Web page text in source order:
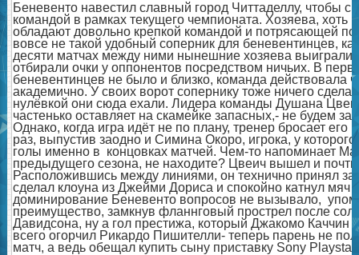
Беневенто навестил славный город Читтаделлу, чтобы
командой в рамках текущего чемпионата. Хозяева,
обладают довольно крепкой командой и потрясающей
вовсе не такой удобный соперник для беневентинцев,
десяти матчах между ними нынешние хозяева
отбирали очки у оппонентов посредством ничьих. В
беневентинцев не было и близко, команда действовала
академично. У своих ворот сопернику тоже ничего
нулёвкой они сюда ехали. Лидера команды Душана
частенько оставляет на скамейке запасных,- не будем
Однако, когда игра идёт не по плану, тренер бросает его
раз, выпустив заодно и Симина Окоро, игрока, у
голы именно в концовках матчей. Чем-то напоминает
предыдущего сезона, не находите? Цвеич вышел и почти
Расположившись между линиями, он технично принял
сделал клоуна из Джейми Дориса и спокойно катнул
доминирование Беневенто вопросов не вызывало,
преимущество, замкнув фланнговый прострел после
Давидсона, ну а гол престижа, который Джакомо Каччин
всего огорчил Рикардо Пишителли- теперь парень не
матч, а ведь обещал купить сыну приставку Sony